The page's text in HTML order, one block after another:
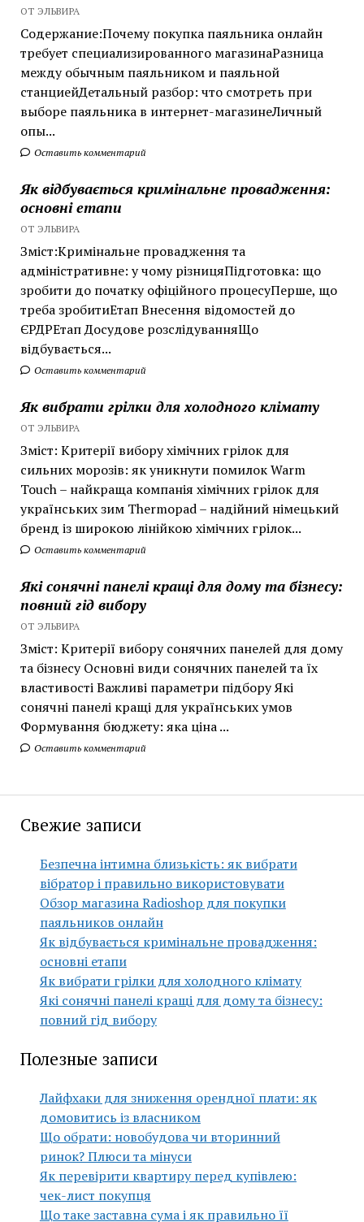
ОТ ЭЛЬВИРА
Содержание:Почему покупка паяльника онлайн
требует специализированного магазинаРазница
между обычным паяльником и паяльной
станциейДетальный разбор: что смотреть при
выборе паяльника в интернет-магазинеЛичный
опы...
Оставить комментарий
Як відбувається кримінальне провадження:
основні етапи
ОТ ЭЛЬВИРА
Зміст:Кримінальне провадження та
адміністративне: у чому різницяПідготовка: що
зробити до початку офіційного процесуПерше, що
треба зробитиЕтап Внесення відомостей до
ЄРДРЕтап Досудове розслідуванняЩо
відбувається...
Оставить комментарий
Як вибрати грілки для холодного клімату
ОТ ЭЛЬВИРА
Зміст: Критерії вибору хімічних грілок для
сильних морозів: як уникнути помилок Warm
Touch – найкраща компанія хімічних грілок для
українських зим Thermopad – надійний німецький
бренд із широкою лінійкою хімічних грілок...
Оставить комментарий
Які сонячні панелі кращі для дому та бізнесу:
повний гід вибору
ОТ ЭЛЬВИРА
Зміст: Критерії вибору сонячних панелей для дому
та бізнесу Основні види сонячних панелей та їх
властивості Важливі параметри підбору Які
сонячні панелі кращі для українських умов
Формування бюджету: яка ціна ...
Оставить комментарий
Свежие записи
Безпечна інтимна близькість: як вибрати
вібратор і правильно використовувати
Обзор магазина Radioshop для покупки
паяльников онлайн
Як відбувається кримінальне провадження:
основні етапи
Як вибрати грілки для холодного клімату
Які сонячні панелі кращі для дому та бізнесу:
повний гід вибору
Полезные записи
Лайфхаки для зниження орендної плати: як
домовитись із власником
Що обрати: новобудова чи вторинний
ринок? Плюси та мінуси
Як перевірити квартиру перед купівлею:
чек-лист покупця
Що таке заставна сума і як правильно її